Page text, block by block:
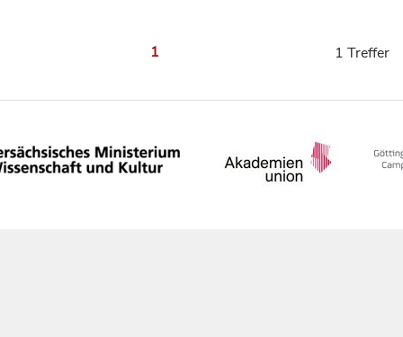
1 1 Treffer